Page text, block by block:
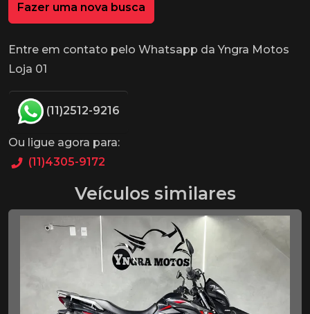
Fazer uma nova busca
Entre em contato pelo Whatsapp da Yngra Motos
Loja 01
(11)2512-9216
Ou ligue agora para:
(11)4305-9172
Veículos similares